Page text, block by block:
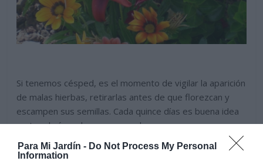
Para Mi Jardín - Do Not Process My Personal
Information
Si tenemos césped, es el momento de vigilar la aparición
de malas hierbas, retirarlas antes de que florezcan y
escampen sus semillas. Cada quince días es buena idea
cortar el césped, regar una o dos veces por semana
dependiendo de las temperaturas, si el tiempo es muy
cálido, habrá que regar más a menudo.